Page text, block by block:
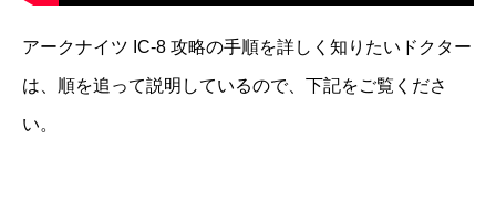
アークナイツ IC-8 攻略の手順を詳しく知りたいドクター
は、順を追って説明しているので、下記をご覧くださ
い。